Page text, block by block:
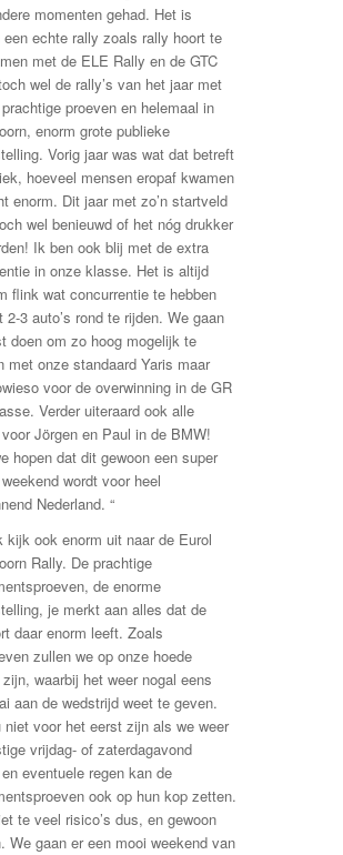
momenten gehad. Het is
een echte rally zoals rally hoort te
met de ELE Rally en de GTC
wel de rally’s van het jaar met
proeven en helemaal in
enorm grote publieke
Vorig jaar was wat dat betreft
hoeveel mensen eropaf kwamen
enorm. Dit jaar met zo’n startveld
wel benieuwd of het nóg drukker
Ik ben ook blij met de extra
in onze klasse. Het is altijd
flink wat concurrentie te hebben
2-3 auto’s rond te rijden. We gaan
doen om zo hoog mogelijk te
met onze standaard Yaris maar
voor de overwinning in de GR
Verder uiteraard ook alle
Jörgen en Paul in de BMW!
hopen dat dit gewoon een super
wordt voor heel
Nederland. “
kijk ook enorm uit naar de Eurol
Rally. De prachtige
de enorme
je merkt aan alles dat de
daar enorm leeft. Zoals
zullen we op onze hoede
waarbij het weer nogal eens
aan de wedstrijd weet te geven.
niet voor het eerst zijn als we weer
vrijdag- of zaterdagavond
eventuele regen kan de
ook op hun kop zetten.
te veel risico’s dus, en gewoon
We gaan er een mooi weekend van